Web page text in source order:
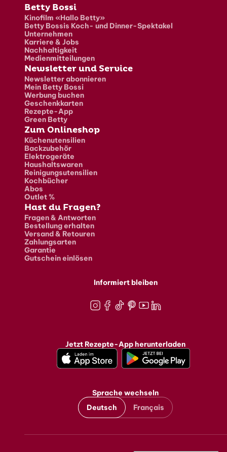
Fusszeile
Betty Bossi
Kinofilm «Hallo Betty»
Betty Bossis Koch- und Dinner-Spektakel
Unternehmen
Karriere & Jobs
Nachhaltigkeit
Medienmitteilungen
Newsletter und Service
Newsletter abonnieren
Mein Betty Bossi
Werbung buchen
Geschenkkarten
Rezepte-App
Green Betty
Zum Onlineshop
Küchenutensilien
Backzubehör
Elektrogeräte
Haushaltswaren
Reinigungsutensilien
Kochbücher
Abos
Outlet %
Hast du Fragen?
Fragen & Antworten
Bestellung erhalten
Versand & Retouren
Zahlungsarten
Garantie
Gutschein einlösen
Informiert bleiben
Jetzt Rezepte-App herunterladen
Sprache wechseln
Deutsch
Français